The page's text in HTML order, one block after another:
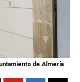
de Almería